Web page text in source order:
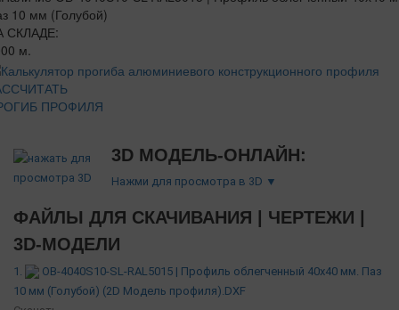
СКЛАДЕ:
м.
ПРОФИЛЯ
3D МОДЕЛЬ-ОНЛАЙН:
Нажми для просмотра в 3D ▼
ФАЙЛЫ ДЛЯ СКАЧИВАНИЯ | ЧЕРТЕЖИ |
3D-МОДЕЛИ
1.
OB-4040S10-SL-RAL5015 | Профиль облегченный 40х40 мм. Паз
10 мм (Голубой) (2D Модель профиля).DXF